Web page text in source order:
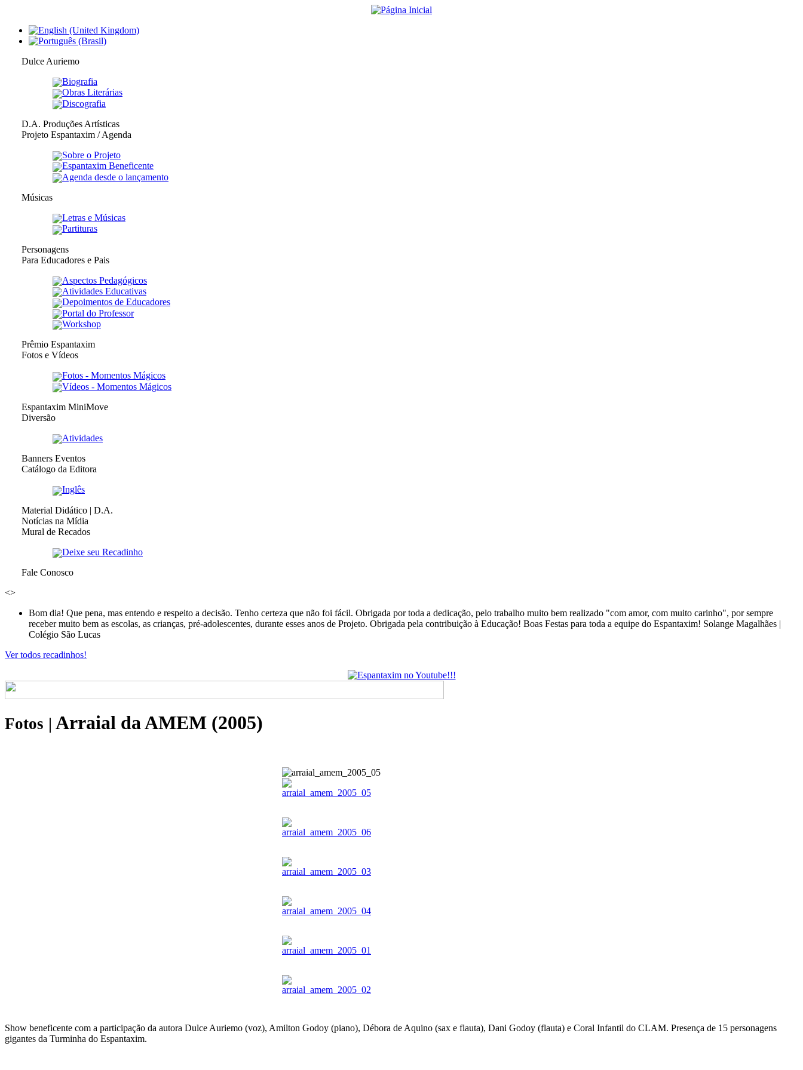
Dulce Auriemo
Biografia
Obras Literárias
Discografia
D.A. Produções Artísticas
Projeto Espantaxim / Agenda
Sobre o Projeto
Espantaxim Beneficente
Agenda desde o lançamento
Músicas
Letras e Músicas
Partituras
Personagens
Para Educadores e Pais
Aspectos Pedagógicos
Atividades Educativas
Depoimentos de Educadores
Portal do Professor
Workshop
Prêmio Espantaxim
Fotos e Vídeos
Fotos - Momentos Mágicos
Vídeos - Momentos Mágicos
Espantaxim MiniMove
Diversão
Atividades
Banners Eventos
Catálogo da Editora
Inglês
Material Didático | D.A.
Notícias na Mídia
Mural de Recados
Deixe seu Recadinho
Fale Conosco
<>
Bom dia! Que pena, mas entendo e respeito a decisão. Tenho certeza que não foi fácil. Obrigada por toda a dedicação, pelo trabalho muito bem realizado "com amor, com muito carinho", por sempre
receber muito bem as escolas, as crianças, pré-adolescentes, durante esses anos de Projeto. Obrigada pela contribuição à Educação! Boas Festas para toda a equipe do Espantaxim! Solange Magalhães |
Colégio São Lucas
Ver todos recadinhos!
Fotos | Arraial da AMEM (2005)
Show beneficente com a participação da autora Dulce Auriemo (voz), Amilton Godoy (piano), Débora de Aquino (sax e flauta), Dani Godoy (flauta) e Coral Infantil do CLAM. Presença de 15 personagens
gigantes da Turminha do Espantaxim.